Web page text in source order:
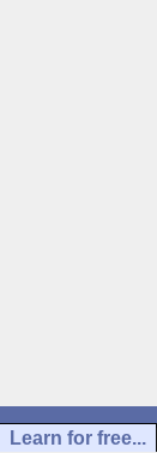
Learn for free...